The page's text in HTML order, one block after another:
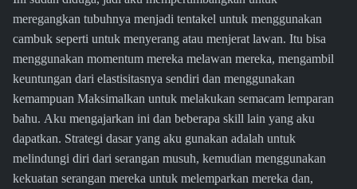
meregangkan tubuhnya menjadi tentakel untuk menggunakan
cambuk seperti untuk menyerang atau menjerat lawan. Itu bisa
menggunakan momentum mereka melawan mereka, mengambil
keuntungan dari elastisitasnya sendiri dan menggunakan
kemampuan Maksimalkan untuk melakukan semacam lemparan
bahu. Aku mengajarkan ini dan beberapa skill lain yang aku
dapatkan. Strategi dasar yang aku gunakan adalah untuk
melindungi diri dari serangan musuh, kemudian menggunakan
kekuatan serangan mereka untuk melemparkan mereka dan,